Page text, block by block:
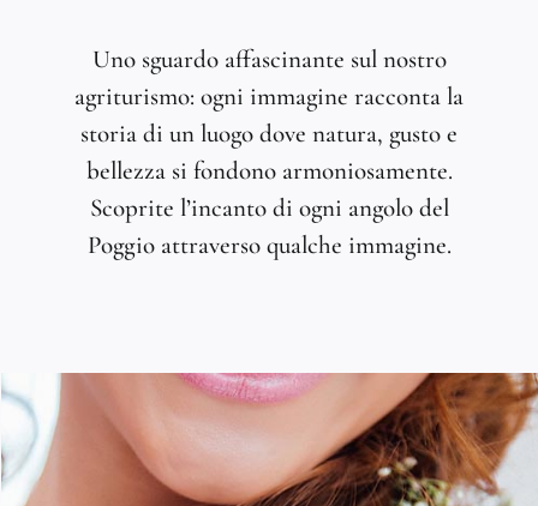
Uno sguardo affascinante sul nostro
agriturismo: ogni immagine racconta la
storia di un luogo dove natura, gusto e
bellezza si fondono armoniosamente.
Scoprite l’incanto di ogni angolo del
Poggio attraverso qualche immagine.